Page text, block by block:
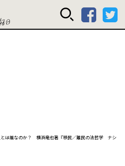
じんぶん堂
とは誰なのか？ 横浜竜也著『移民／難民の法哲学 ナシ